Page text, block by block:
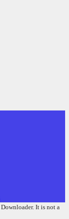
Downloader. It is not a